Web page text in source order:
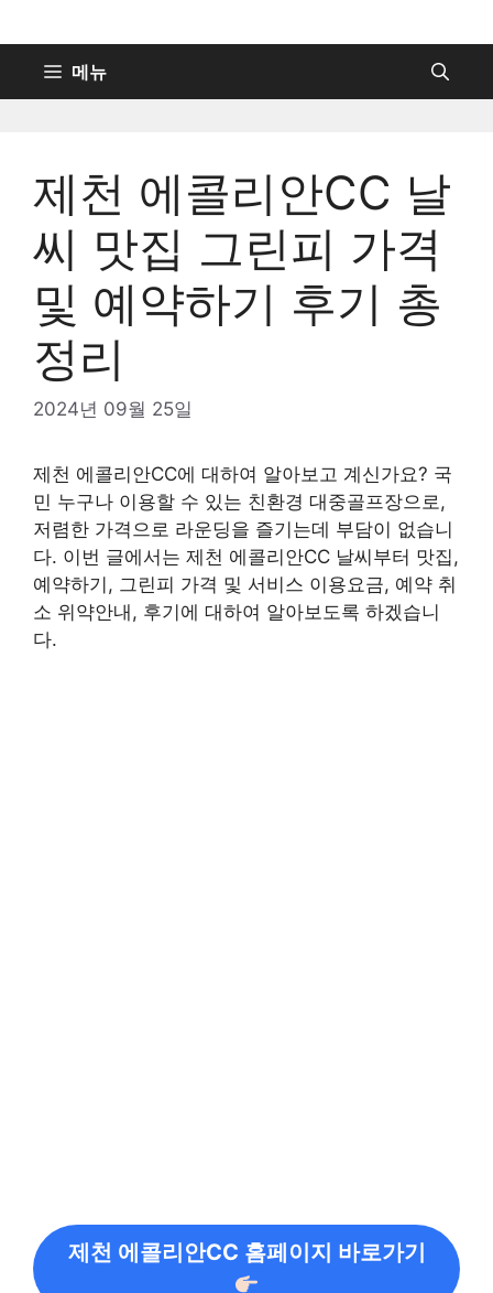
텐
로
메뉴
제천 에콜리안CC 날
씨 맛집 그린피 가격
및 예약하기 후기 총
정리
2024년 09월 25일
제천 에콜리안CC에 대하여 알아보고 계신가요? 국
민 누구나 이용할 수 있는 친환경 대중골프장으로,
저렴한 가격으로 라운딩을 즐기는데 부담이 없습니
다. 이번 글에서는 제천 에콜리안CC 날씨부터 맛집,
예약하기, 그린피 가격 및 서비스 이용요금, 예약 취
소 위약안내, 후기에 대하여 알아보도록 하겠습니
다.
제천 에콜리안CC 홈페이지 바로가기